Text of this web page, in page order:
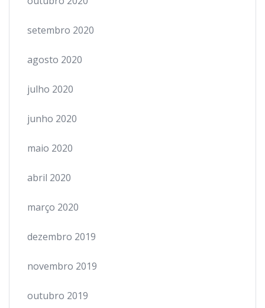
setembro 2020
agosto 2020
julho 2020
junho 2020
maio 2020
abril 2020
março 2020
dezembro 2019
novembro 2019
outubro 2019